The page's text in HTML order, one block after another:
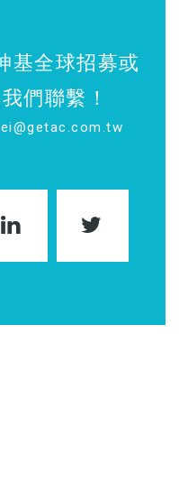
基全球招募或
們聯繫！